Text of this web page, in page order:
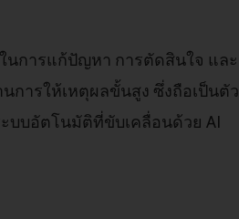
นการแก้ปัญหา การตัดสินใจ และ
การให้เหตุผลขั้นสูง ซึ่งถือเป็นตัว
บบอัตโนมัติที่ขับเคลื่อนด้วย AI